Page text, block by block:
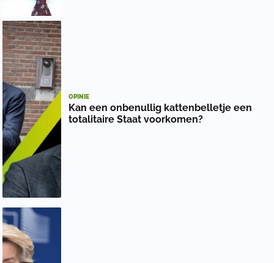
OPINIE
Kan een onbenullig kattenbelletje een
totalitaire Staat voorkomen?